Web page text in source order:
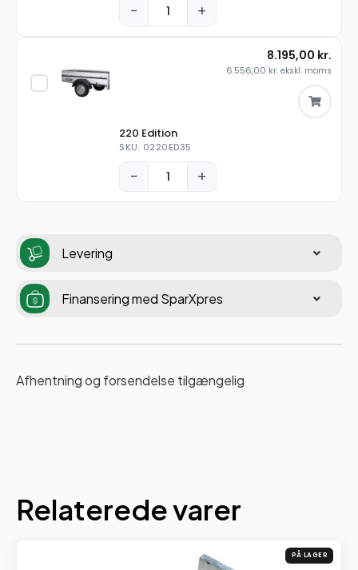
− +
220 Edition
SKU: 0220ED35
− +
8.195,00 kr.
6.556,00 kr. ekskl. moms
Levering
Finansering med SparXpres
Afhentning og forsendelse tilgængelig
Relaterede varer
PÅ LAGER